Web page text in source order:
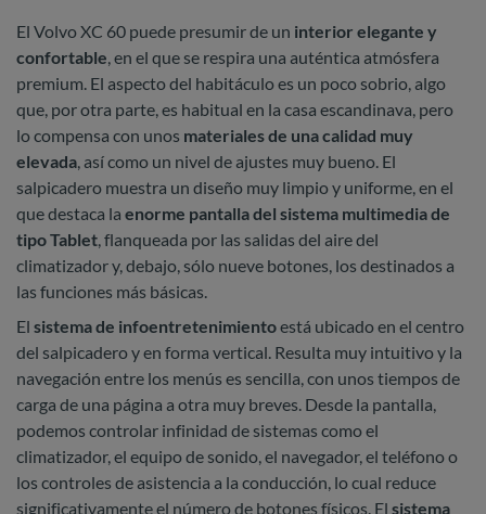
El Volvo XC 60 puede presumir de un interior elegante y
confortable, en el que se respira una auténtica atmósfera
premium. El aspecto del habitáculo es un poco sobrio, algo
que, por otra parte, es habitual en la casa escandinava, pero
lo compensa con unos materiales de una calidad muy
elevada, así como un nivel de ajustes muy bueno. El
salpicadero muestra un diseño muy limpio y uniforme, en el
que destaca la enorme pantalla del sistema multimedia de
tipo Tablet, flanqueada por las salidas del aire del
climatizador y, debajo, sólo nueve botones, los destinados a
las funciones más básicas.
El sistema de infoentretenimientoestá ubicado en el centro
del salpicadero y en forma vertical. Resulta muy intuitivo y la
navegación entre los menús es sencilla, con unos tiempos de
carga de una página a otra muy breves. Desde la pantalla,
podemos controlar infinidad de sistemas como el
climatizador, el equipo de sonido, el navegador, el teléfono o
los controles de asistencia a la conducción, lo cual reduce
significativamente el número de botones físicos. El sistema